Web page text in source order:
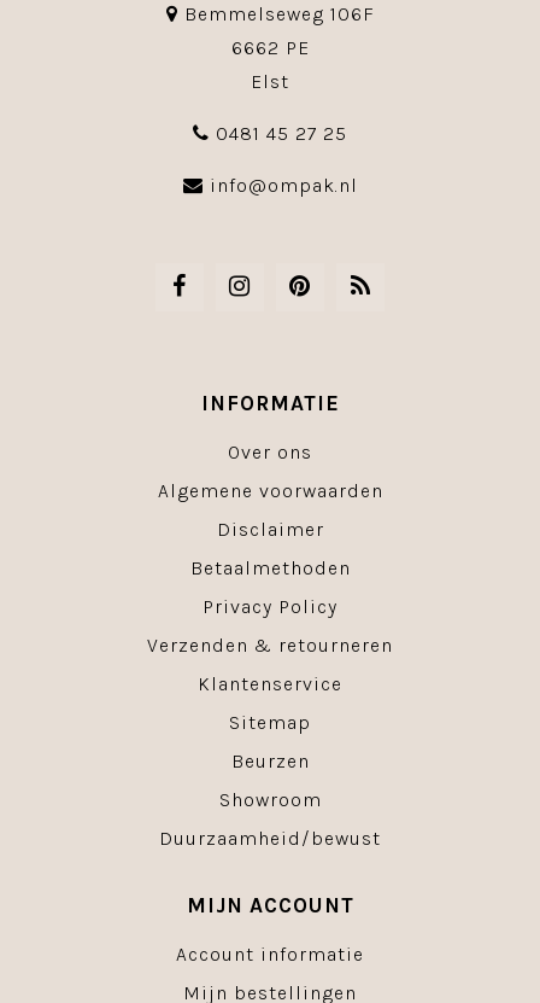
Bemmelseweg 106F
6662 PE
Elst
0481 45 27 25
info@ompak.nl
INFORMATIE
Over ons
Algemene voorwaarden
Disclaimer
Betaalmethoden
Privacy Policy
Verzenden & retourneren
Klantenservice
Sitemap
Beurzen
Showroom
Duurzaamheid/bewust
MIJN ACCOUNT
Account informatie
Mijn bestellingen